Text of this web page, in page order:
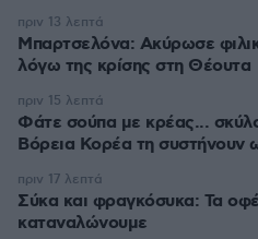
Μπαρτσελόνα: Ακύρωσε
λόγω της κρίσης στη Θέουτα
πριν 13 λεπτά
Φάτε σούπα με κρέας...
Βόρεια Κορέα τη συστήνουν
πριν 15 λεπτά
Σύκα και φραγκόσυκα: Τα
καταναλώνουμε
πριν 17 λεπτά